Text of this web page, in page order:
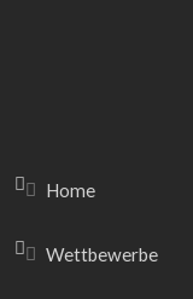
Home
Wettbewerbe